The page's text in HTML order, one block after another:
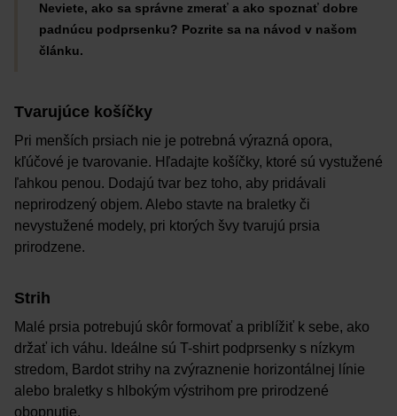
Neviete, ako sa správne zmerať a ako spoznať dobre
padnúcu podprsenku? Pozrite sa na návod v našom
článku.
Tvarujúce košíčky
Pri menších prsiach nie je potrebná výrazná opora,
kľúčové je tvarovanie. Hľadajte košíčky, ktoré sú vystužené
ľahkou penou. Dodajú tvar bez toho, aby pridávali
neprirodzený objem. Alebo stavte na braletky či
nevystužené modely, pri ktorých švy tvarujú prsia
prirodzene.
Strih
Malé prsia potrebujú skôr formovať a priblížiť k sebe, ako
držať ich váhu. Ideálne sú T-shirt podprsenky s nízkym
stredom, Bardot strihy na zvýraznenie horizontálnej línie
alebo braletky s hlbokým výstrihom pre prirodzené
obopnutie.